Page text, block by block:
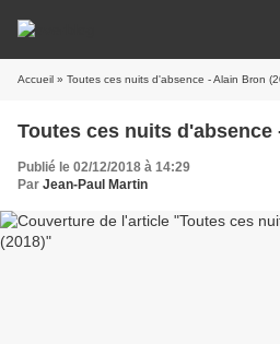
Accueil » Toutes ces nuits d'absence - Alain Bron
Toutes ces nuits d'absence
Publié le 02/12/2018 à 14:29
Par Jean-Paul Martin